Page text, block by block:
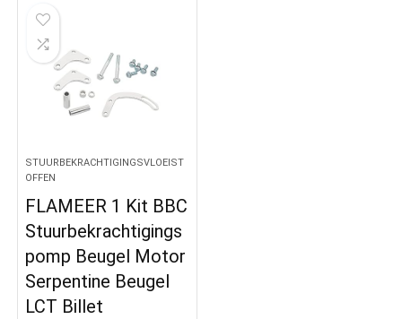
STUURBEKRACHTIGINGSVLOEIST
OFFEN
FLAMEER 1 Kit BBC
Stuurbekrachtigings
pomp Beugel Motor
Serpentine Beugel
LCT Billet